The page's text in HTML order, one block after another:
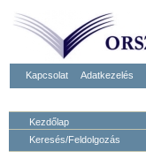
Kapcsolat Adatkezelés
Kezdőlap
Keresés/Feldolgozás